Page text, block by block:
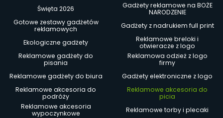
Święta 2026
Gadżety reklamowe na BOŻE
NARODZENIE
Gotowe zestawy gadżetów
reklamowych
Gadżety z nadrukiem full print
Ekologiczne gadżety
Reklamowe breloki i
otwieracze z logo
Reklamowe gadżety do
pisania
Reklamowa odzież z logo
firmy
Reklamowe gadżety do biura
Gadżety elektroniczne z logo
Reklamowe akcesoria do
podróży
Reklamowe akcesoria do
picia
Reklamowe akcesoria
wypoczynkowe
Reklamowe torby i plecaki